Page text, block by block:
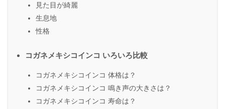
見た目が綺麗
生息地
性格
コガネメキシコインコ いろいろ比較
コガネメキシコインコ 体格は？
コガネメキシコインコ 鳴き声の大きさは？
コガネメキシコインコ 寿命は？